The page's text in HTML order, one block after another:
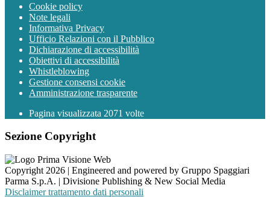
Cookie policy
Note legali
Informativa Privacy
Ufficio Relazioni con il Pubblico
Dichiarazione di accessibilità
Obiettivi di accessibilità
Whistleblowing
Gestione consensi cookie
Amministrazione trasparente
Pagina visualizzata 2071 volte
Sezione Copyright
Copyright 2026 | Engineered and powered by Gruppo Spaggiari
Parma S.p.A. | Divisione Publishing & New Social Media
Disclaimer trattamento dati personali